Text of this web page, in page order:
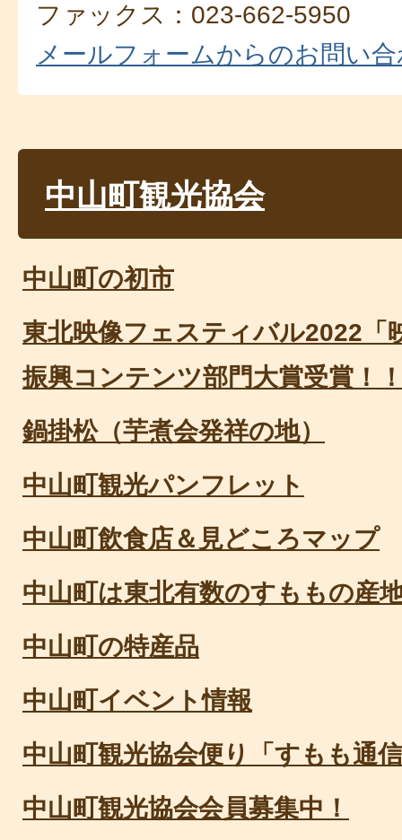
ファックス：023-662-5950
メールフォームからのお問い
中山町観光協会
中山町の初市
東北映像フェスティバル2022「
振興コンテンツ部門大賞受賞！
鍋掛松（芋煮会発祥の地）
中山町観光パンフレット
中山町飲食店＆見どころマップ
中山町は東北有数のすももの産
中山町の特産品
中山町イベント情報
中山町観光協会便り「すもも通
中山町観光協会会員募集中！